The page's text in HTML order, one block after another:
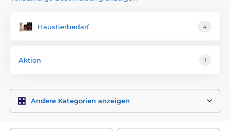
Haustierbedarf 4
Aktion 1
Andere Kategorien anzeigen